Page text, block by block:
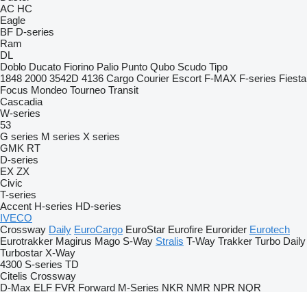
AC HC
Eagle
BF D-series
Ram
DL
Doblo Ducato Fiorino Palio Punto Qubo Scudo Tipo
1848 2000 3542D 4136 Cargo Courier Escort F-MAX F-series Fiesta
Focus Mondeo Tourneo Transit
Cascadia
W-series
53
G series M series X series
GMK RT
D-series
EX ZX
Civic
T-series
Accent H-series HD-series
IVECO
Crossway Daily EuroCargo EuroStar Eurofire Eurorider Eurotech
Eurotrakker Magirus Mago S-Way Stralis T-Way Trakker Turbo Daily
Turbostar X-Way
4300 S-series TD
Citelis Crossway
D-Max ELF FVR Forward M-Series NKR NMR NPR NQR